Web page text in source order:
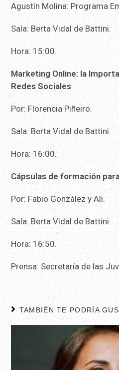
Agustín Molina: Programa
Sala: Berta Vidal de Battini.
Hora: 15:00.
Marketing Online: la
Redes Sociales
Por: Florencia Piñeiro.
Sala: Berta Vidal de Battini.
Hora: 16:00.
Cápsulas de formación
Por: Fabio González y Ali.
Sala: Berta Vidal de Battini.
Hora: 16:50.
Prensa: Secretaría de las
TAMBIÉN TE PODRÍA